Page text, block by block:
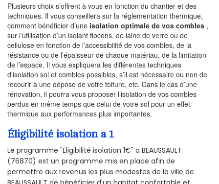
Plusieurs choix s’offrent à vous en fonction du chantier et des
techniques. Il vous conseillera sur la réglementation thermique,
comment bénéficier d’une isolation optimale de vos combles ,
sur l’utilisation d’un isolant flocons, de laine de verre ou de
cellulose en fonction de l’accessibilité de vos combles, de la
résistance ou de l’épaisseur de chaque matériau, de la limitation
de l’espace. Il vous expliquera les différentes techniques
d’isolation sol et combles possibles, s’il est nécessaire ou non de
recourir à une dépose de votre toiture, etc. Dans le cas d’une
rénovation, il pourra vous proposer l’isolation de vos combles
perdus en même temps que celui de votre sol pour un effet
thermique aux performances plus importantes.
Éligibilité isolation a 1
Le programme "Eligibilité isolation 1€" a BEAUSSAULT
(76870) est un programme mis en place afin de
permettre aux revenus les plus modestes de la ville de